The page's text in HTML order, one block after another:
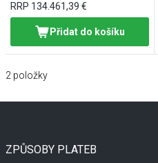
RRP 134.461,39 €
Přidat do košíku
2 položky
ZPŮSOBY PLATEB